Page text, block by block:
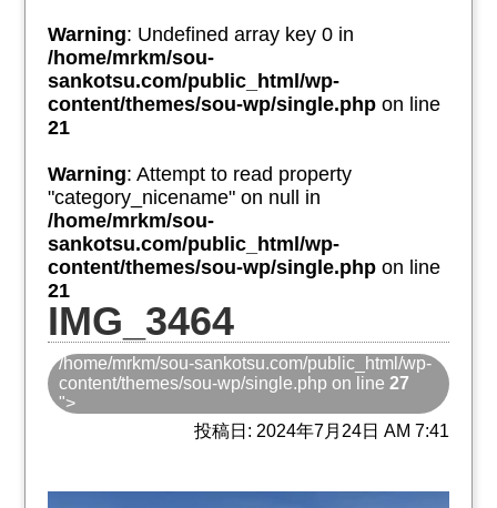
Warning: Undefined array key 0 in
/home/mrkm/sou-
sankotsu.com/public_html/wp-
content/themes/sou-wp/single.php on line
21
Warning: Attempt to read property
"category_nicename" on null in
/home/mrkm/sou-
sankotsu.com/public_html/wp-
content/themes/sou-wp/single.php on line
21
IMG_3464
/home/mrkm/sou-sankotsu.com/public_html/wp-
content/themes/sou-wp/single.php on line27
">
投稿日: 2024年7月24日 AM 7:41